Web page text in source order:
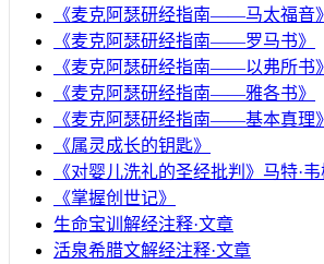
《麦克阿瑟研经指南——马太福音》
《麦克阿瑟研经指南——罗马书》
《麦克阿瑟研经指南——以弗所书》
《麦克阿瑟研经指南——雅各书》
《麦克阿瑟研经指南——基本真理》
《属灵成长的钥匙》
《对婴儿洗礼的圣经批判》马特·
《掌握创世记》
生命宝训解经注释·文章
活泉希腊文解经注释·文章